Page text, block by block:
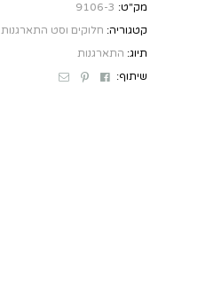
מק"ט: 9106-3
קטגוריה: חלוקים וסט התארגנות
תיוג: התארגנות
שיתוף:
Facebook
Pinterest
Email